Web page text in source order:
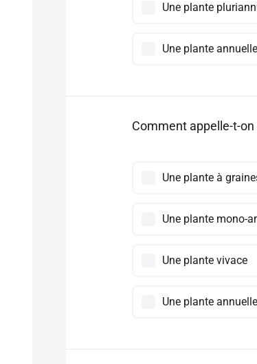
Une plante
Une plante annuelle
Comment appelle-t-
Une plante à
Une plante mono-
Une plante vivace
Une plante annuelle